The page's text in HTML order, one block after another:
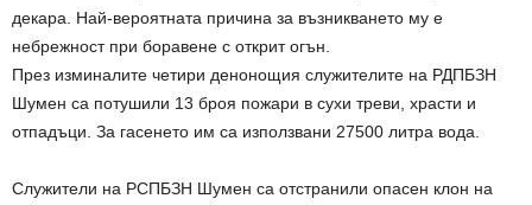
декара. Най-вероятната причина за възникването му е
небрежност при боравене с открит огън.
През изминалите четири денонощия служителите на РДПБЗН
Шумен са потушили 13 броя пожари в сухи треви, храсти и
отпадъци. За гасенето им са използвани 27500 литра вода.
Служители на РСПБЗН Шумен са отстранили опасен клон на